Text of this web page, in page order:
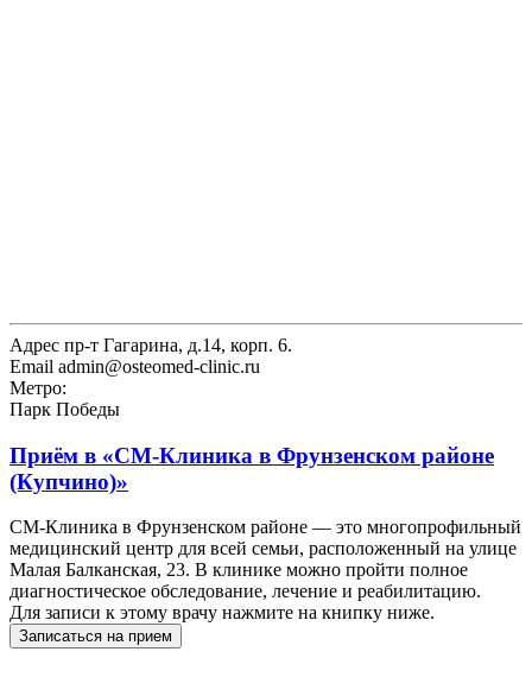
Адрес пр-т Гагарина, д.14, корп. 6.
Email admin@osteomed-clinic.ru
Метро:
Парк Победы
Приём в «СМ-Клиника в Фрунзенском районе
(Купчино)»
СМ-Клиника в Фрунзенском районе — это многопрофильный
медицинский центр для всей семьи, расположенный на улице
Малая Балканская, 23. В клинике можно пройти полное
диагностическое обследование, лечение и реабилитацию.
Для записи к этому врачу нажмите на книпку ниже.
Записаться на прием